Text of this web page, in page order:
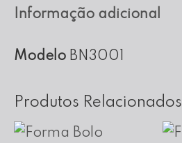
30
cm
Informação adicional
Modelo BN3001
Produtos Relacionados